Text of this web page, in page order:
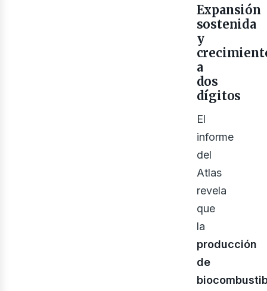
Expansión
sostenida
y
a
dos
dígitos
El
informe
del
Atlas
revela
que
la
producción
de